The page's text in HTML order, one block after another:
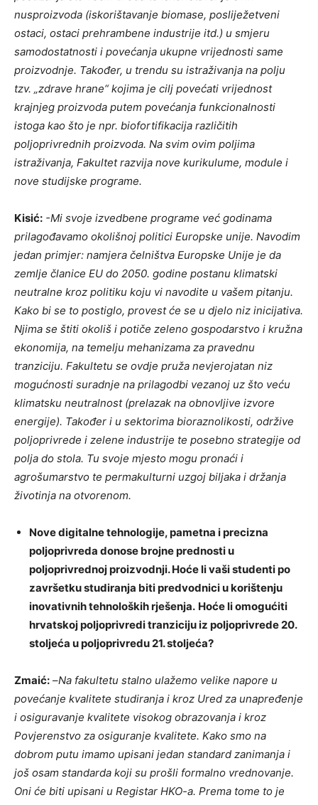
nusproizvoda (iskorištavanje biomase, posliježetveni
ostaci, ostaci prehrambene industrije itd.) u smjeru
samodostatnosti i povećanja ukupne vrijednosti same
proizvodnje. Također, u trendu su istraživanja na polju
tzv. „zdrave hrane“ kojima je cilj povećati vrijednost
krajnjeg proizvoda putem povećanja funkcionalnosti
istoga kao što je npr. biofortifikacija različitih
poljoprivrednih proizvoda. Na svim ovim poljima
istraživanja, Fakultet razvija nove kurikulume, module i
nove studijske programe.
Kisić: -Mi svoje izvedbene programe već godinama
prilagođavamo okolišnoj politici Europske unije. Navodim
jedan primjer: namjera čelništva Europske Unije je da
zemlje članice EU do 2050. godine postanu klimatski
neutralne kroz politiku koju vi navodite u vašem pitanju.
Kako bi se to postiglo, provest će se u djelo niz inicijativa.
Njima se štiti okoliš i potiče zeleno gospodarstvo i kružna
ekonomija, na temelju mehanizama za pravednu
tranziciju. Fakultetu se ovdje pruža nevjerojatan niz
mogućnosti suradnje na prilagodbi vezanoj uz što veću
klimatsku neutralnost (prelazak na obnovljive izvore
energije). Također i u sektorima bioraznolikosti, održive
poljoprivrede i zelene industrije te posebno strategije od
polja do stola. Tu svoje mjesto mogu pronaći i
agrošumarstvo te permakulturni uzgoj biljaka i držanja
životinja na otvorenom.
Nove digitalne tehnologije, pametna i precizna
poljoprivreda donose brojne prednosti u
poljoprivrednoj proizvodnji. Hoće li vaši studenti po
završetku studiranja biti predvodnici u korištenju
inovativnih tehnoloških rješenja. Hoće li omogućiti
hrvatskoj poljoprivredi tranziciju iz poljoprivrede 20.
stoljeća u poljoprivredu 21. stoljeća?
Zmaić: –Na fakultetu stalno ulažemo velike napore u
povećanje kvalitete studiranja i kroz Ured za unapređenje
i osiguravanje kvalitete visokog obrazovanja i kroz
Povjerenstvo za osiguranje kvalitete. Kako smo na
dobrom putu imamo upisani jedan standard zanimanja i
još osam standarda koji su prošli formalno vrednovanje.
Oni će biti upisani u Registar HKO-a. Prema tome to je